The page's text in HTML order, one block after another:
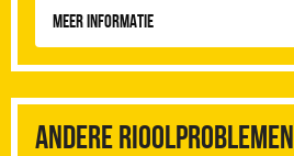
Meer informatie
Andere rioolproblemen